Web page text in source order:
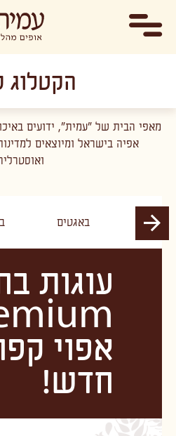
הקטלוג
מאפי הבית של “עמית”, ידועים
אפיה בישראל ומיוצאים
באגטים
עוגות
אפוי
חדש!